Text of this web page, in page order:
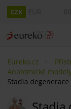
CZK
Eureko.cz
Anatomické
Stadia